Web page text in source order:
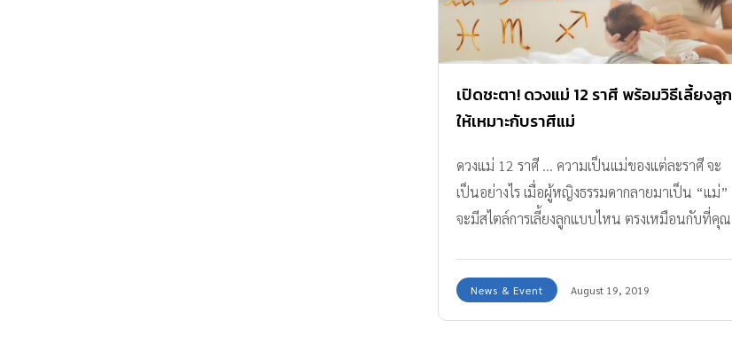
เปิดชะตา! ดวงแม่ 12 ราศี พร้อมวิธีเลี้ยงลูก
ให้เหมาะกับราศีแม่
ดวงแม่ 12 ราศี ... ความเป็นแม่ของแต่ละราศี จะ
เป็นอย่างไร เมื่อผู้หญิงธรรมดากลายมาเป็น “แม่”
จะมีสไตล์การเลี้ยงลูกแบบไหน ตรงเหมือนกับที่คุณ
News & Event August 19, 2019